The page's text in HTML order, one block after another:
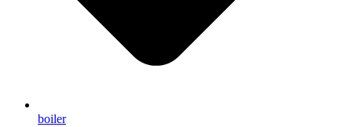
boiler